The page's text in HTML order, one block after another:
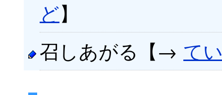
ど】
召しあがる【→ て